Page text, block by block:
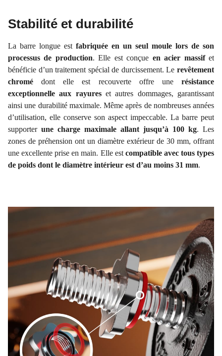
Stabilité et durabilité
La barre longue est fabriquée en un seul moule lors de son
processus de production. Elle est conçue en acier massifet
bénéficie d’un traitement spécial de durcissement. Le revêtement
chromé dont elle est recouverte offre une résistance
exceptionnelle aux rayureset autres dommages, garantissant
ainsi une durabilité maximale. Même après de nombreuses années
d’utilisation, elle conserve son aspect impeccable. La barre peut
supporter une charge maximale allant jusqu’à 100 kg. Les
zones de préhension ont un diamètre extérieur de 30 mm, offrant
une excellente prise en main. Elle est compatible avec tous types
de poids dont le diamètre intérieur est d’au moins 31 mm.